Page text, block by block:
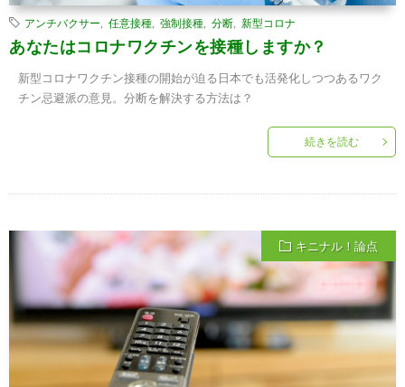
アンチバクサー 任意接種 強制接種 分断 新型コロナ
あなたはコロナワクチンを接種しますか？
新型コロナワクチン接種の開始が迫る日本でも活発化しつつあるワク
チン忌避派の意見。分断を解決する方法は？
続きを読む
キニナル！論点